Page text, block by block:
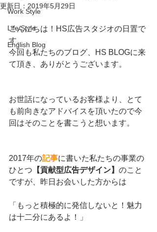
Work Style
Life Style
English Blog
更新日： 2019年5月29日
こんにちは！HS広告スタジオの日置で
す。
今回も私たちのブログ、HS BLOGに来
て頂き、ありがとうございます。
お世話になっているお客様より、とて
も前向きなアドバイスを頂いたので今
回はそのことを書こうと想います。
2017年の記事に書いた私たちの事業の
ひとつ 【貢献型広告デザイン】 のこと
ですが、昨日お会いした方からは
「もっと積極的に発信しないと！魅力
は十二分にあるよ！」